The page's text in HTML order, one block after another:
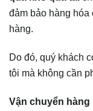
đảm bảo hàng
hàng.
Do đó, quý khách
tôi mà không cần
Vận chuyển hàng